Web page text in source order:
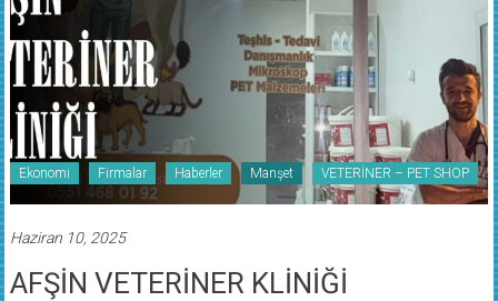
Ekonomi Firmalar Haberler Manşet VETERİNER – PET SHOP
Haziran 10, 2025
AFŞİN VETERİNER KLİNİĞİ